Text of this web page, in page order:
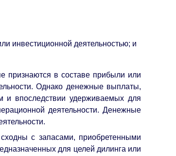
инвестиционной деятельностью; и
признаются в составе прибыли или
Однако денежные выплаты,
и впоследствии удерживаемых для
деятельности. Денежные
с запасами, приобретенными
для целей дилинга или